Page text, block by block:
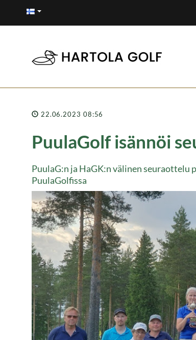
22.06.2023 08:56
PuulaGolf isännöi
PuulaG:n ja HaGK:n välinen seuraottelu
PuulaGolfissa